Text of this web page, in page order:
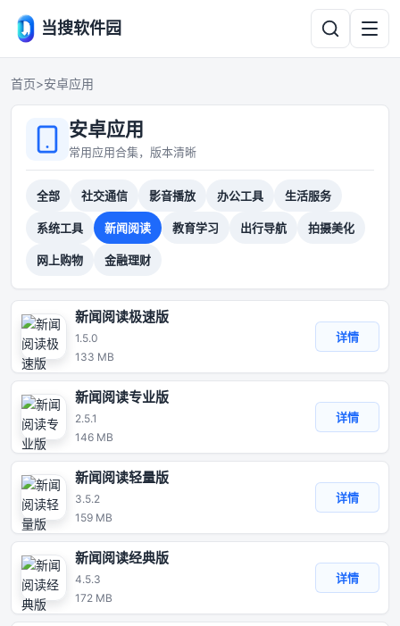
当搜软件园
首页>安卓应用
安卓应用
常用应用合集，版本清晰
全部 社交通信 影音播放 办公工具 生活服务
系统工具 新闻阅读 教育学习 出行导航 拍摄美化
网上购物 金融理财
新闻阅读极速版
1.5.0
133 MB
详情
新闻阅读专业版
2.5.1
146 MB
详情
新闻阅读轻量版
3.5.2
159 MB
详情
新闻阅读经典版
4.5.3
172 MB
详情